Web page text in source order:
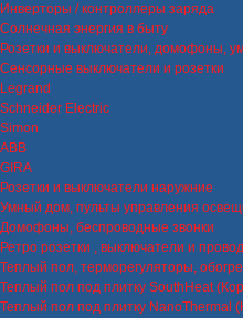
Инверторы / контроллеры заряда
Солнечная энергия в быту
Розетки и выключатели, домофоны,
Сенсорные выключатели и розетки
Legrand
Schneider Electric
Simon
ABB
GIRA
Розетки и выключатели наружние
Умный дом, пульты управления
Домофоны, беспроводные звонки
Ретро розетки , выключатели и
Теплый пол, терморегуляторы,
Теплый пол под плитку SouthHeat
Теплый пол под плитку NanoThermal